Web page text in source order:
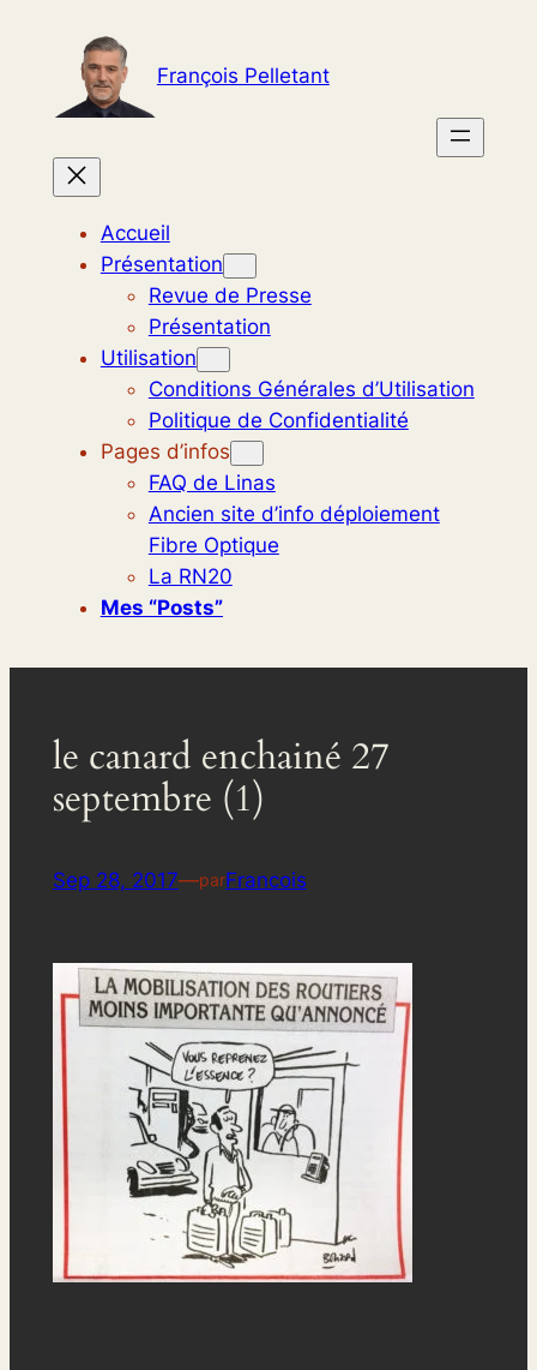
contenu
François Pelletant
Accueil
Présentation
Revue de Presse
Présentation
Utilisation
Conditions Générales d’Utilisation
Politique de Confidentialité
Pages d’infos
FAQ de Linas
Ancien site d’info déploiement
Fibre Optique
La RN20
Mes “posts”
le canard enchainé 27
septembre (1)
Sep 28, 2017—parFrancois